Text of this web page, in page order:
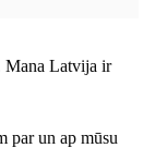
Mana Latvija ir
par un ap mūsu